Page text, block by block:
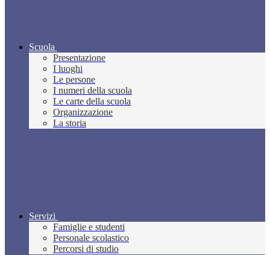
Scuola
Presentazione
I luoghi
Le persone
I numeri della scuola
Le carte della scuola
Organizzazione
La storia
Servizi
Famiglie e studenti
Personale scolastico
Percorsi di studio